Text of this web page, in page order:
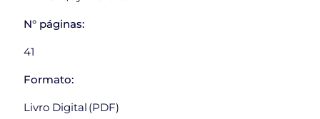
N° páginas:
41
Formato:
Livro Digital (PDF)